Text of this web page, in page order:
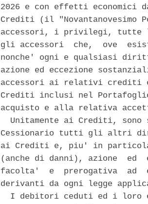
2026 e con effetti
Crediti (il
accessori, i privilegi, tutte
gli accessori  che,  ove
nonche' ogni e qualsiasi
azione ed eccezione
accessori ai relativi
Crediti inclusi nel
acquisto e alla relativa
Unitamente ai Crediti, sono
Cessionario tutti gli altri
ai Crediti e, piu' in
(anche di danni), azione  ed
facolta'  e  prerogativa  ad
derivanti da ogni legge
I debitori ceduti ed i loro